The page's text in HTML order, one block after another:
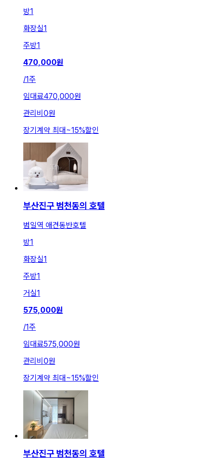
방1
화장실1
주방1
470,000원
/1주
임대료470,000원
관리비 0원
장기계약 최대 ~15%할인
부산진구 범천동의 호텔
범일역 애견동반호텔
방1
화장실1
주방1
거실1
575,000원
/1주
임대료575,000원
관리비 0원
장기계약 최대~15%할인
부산진구 범천동의 호텔